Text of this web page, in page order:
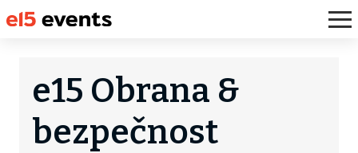
e15 Obrana &
bezpečnost